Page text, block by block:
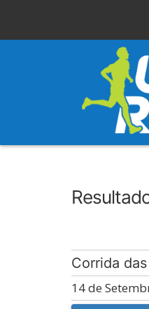
Corrida
14 de